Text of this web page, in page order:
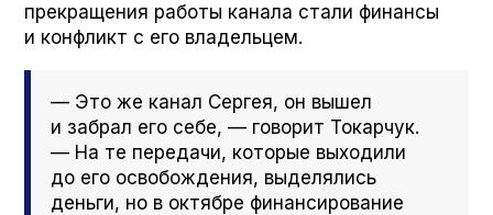
прекращения работы канала стали финансы
и конфликт с его владельцем.
— Это же канал Сергея, он вышел
и забрал его себе, — говорит Токарчук.
— На те передачи, которые выходили
до его освобождения, выделялись
деньги, но в октябре финансирование